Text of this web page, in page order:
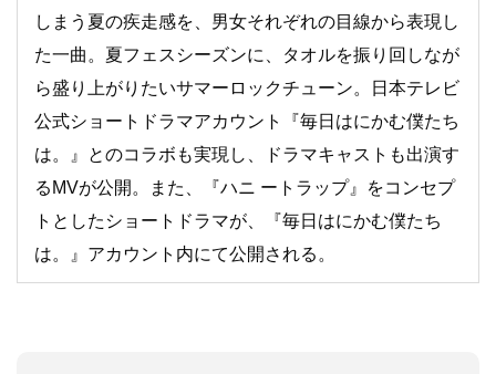
しまう夏の疾走感を、男女それぞれの目線から表現し
た一曲。夏フェスシーズンに、タオルを振り回しなが
ら盛り上がりたいサマーロックチューン。日本テレビ
公式ショートドラマアカウント『毎日はにかむ僕たち
は。』とのコラボも実現し、ドラマキャストも出演す
るMVが公開。また、『ハニ ートラップ』をコンセプ
トとしたショートドラマが、『毎日はにかむ僕たち
は。』アカウント内にて公開される。